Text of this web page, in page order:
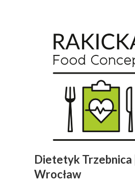
Dietetyk Trzebnica |
Wrocław